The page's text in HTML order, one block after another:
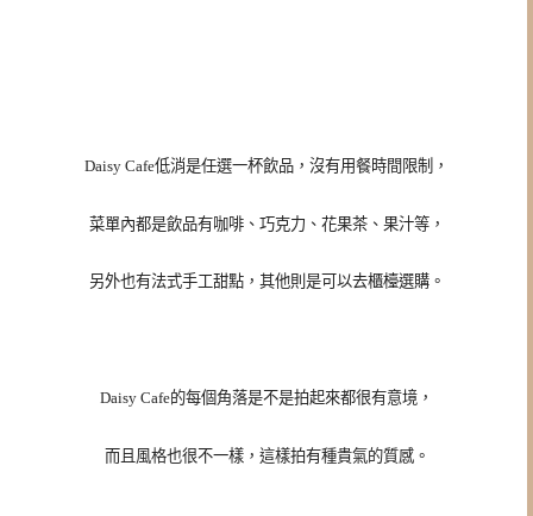
Daisy Cafe低消是任選一杯飲品，沒有用餐時間限制，
菜單內都是飲品有咖啡、巧克力、花果茶、果汁等，
另外也有法式手工甜點，其他則是可以去櫃檯選購。
Daisy Cafe的每個角落是不是拍起來都很有意境，
而且風格也很不一樣，這樣拍有種貴氣的質感。